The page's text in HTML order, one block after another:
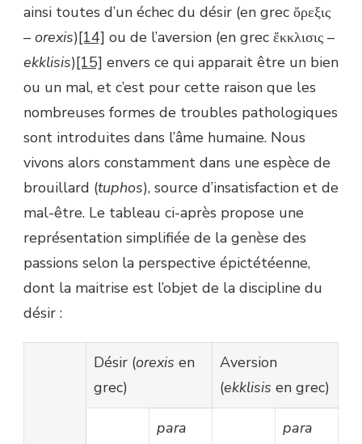
ainsi toutes d’un échec du désir (en grec ὄρεξις
– orexis)[14] ou de l’aversion (en grec ἔκκλισις –
ekklisis)[15] envers ce qui apparait être un bien
ou un mal, et c’est pour cette raison que les
nombreuses formes de troubles pathologiques
sont introduites dans l’âme humaine. Nous
vivons alors constamment dans une espèce de
brouillard (tuphos), source d’insatisfaction et de
mal-être. Le tableau ci-après propose une
représentation simplifiée de la genèse des
passions selon la perspective épictétéenne,
dont la maitrise est l’objet de la discipline du
désir :
Désir (orexis en
grec)
Aversion
(ekklisis en grec)
para
para